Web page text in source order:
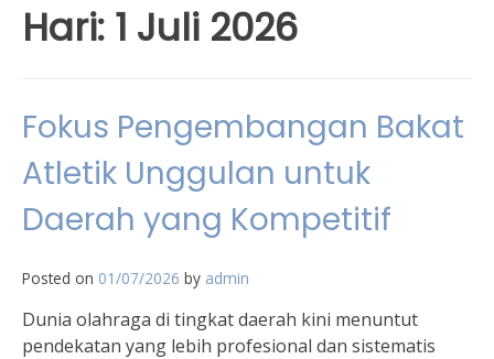
Hari: 1 Juli 2026
Fokus Pengembangan Bakat
Atletik Unggulan untuk
Daerah yang Kompetitif
Posted on 01/07/2026 by admin
Dunia olahraga di tingkat daerah kini menuntut
pendekatan yang lebih profesional dan sistematis